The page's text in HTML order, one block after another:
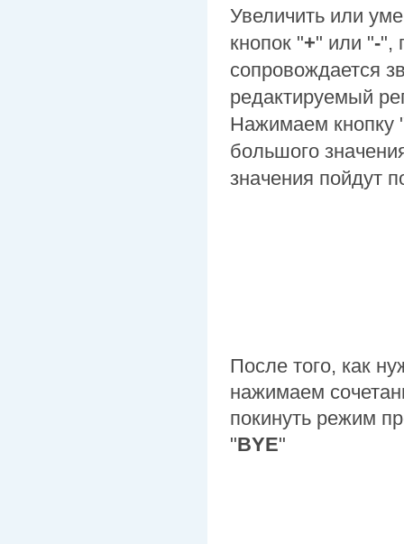
Увеличить или
кнопок "+" или "-",
сопровождается
редактируемый
Нажимаем кнопку
большого
значения пойдут
После того, как
нажимаем
покинуть режим
"BYE"